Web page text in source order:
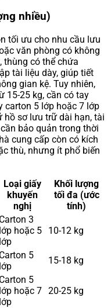
nhiều)
tối ưu cho nhu cầu lưu
văn phòng có không
thùng có thể chứa
tài liệu dày, giúp tiết
gian kệ. Tuy nhiên,
15-25 kg, cần có tay
carton 5 lớp hoặc 7 lớp
hồ sơ lưu trữ dài hạn, tài
bảo quản trong thời
cung cấp còn có kích
thù, nhưng ít phổ biến
Loại giấy
khuyến
nghị
Khối lượng
tối đa (ước
tính)
Carton 3
lớp hoặc 5
lớp
10-12 kg
Carton 5
lớp
15-18 kg
Carton 5
lớp hoặc 7
lớp
20-25 kg